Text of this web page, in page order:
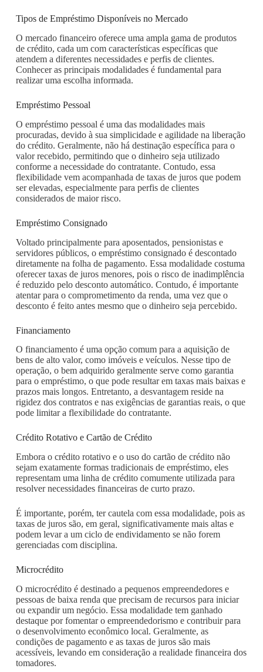
Tipos de Empréstimo Disponíveis no Mercado
O mercado financeiro oferece uma ampla gama de produtos
de crédito, cada um com características específicas que
atendem a diferentes necessidades e perfis de clientes.
Conhecer as principais modalidades é fundamental para
realizar uma escolha informada.
Empréstimo Pessoal
O empréstimo pessoal é uma das modalidades mais
procuradas, devido à sua simplicidade e agilidade na liberação
do crédito. Geralmente, não há destinação específica para o
valor recebido, permitindo que o dinheiro seja utilizado
conforme a necessidade do contratante. Contudo, essa
flexibilidade vem acompanhada de taxas de juros que podem
ser elevadas, especialmente para perfis de clientes
considerados de maior risco.
Empréstimo Consignado
Voltado principalmente para aposentados, pensionistas e
servidores públicos, o empréstimo consignado é descontado
diretamente na folha de pagamento. Essa modalidade costuma
oferecer taxas de juros menores, pois o risco de inadimplência
é reduzido pelo desconto automático. Contudo, é importante
atentar para o comprometimento da renda, uma vez que o
desconto é feito antes mesmo que o dinheiro seja percebido.
Financiamento
O financiamento é uma opção comum para a aquisição de
bens de alto valor, como imóveis e veículos. Nesse tipo de
operação, o bem adquirido geralmente serve como garantia
para o empréstimo, o que pode resultar em taxas mais baixas e
prazos mais longos. Entretanto, a desvantagem reside na
rigidez dos contratos e nas exigências de garantias reais, o que
pode limitar a flexibilidade do contratante.
Crédito Rotativo e Cartão de Crédito
Embora o crédito rotativo e o uso do cartão de crédito não
sejam exatamente formas tradicionais de empréstimo, eles
representam uma linha de crédito comumente utilizada para
resolver necessidades financeiras de curto prazo.
É importante, porém, ter cautela com essa modalidade, pois as
taxas de juros são, em geral, significativamente mais altas e
podem levar a um ciclo de endividamento se não forem
gerenciadas com disciplina.
Microcrédito
O microcrédito é destinado a pequenos empreendedores e
pessoas de baixa renda que precisam de recursos para iniciar
ou expandir um negócio. Essa modalidade tem ganhado
destaque por fomentar o empreendedorismo e contribuir para
o desenvolvimento econômico local. Geralmente, as
condições de pagamento e as taxas de juros são mais
acessíveis, levando em consideração a realidade financeira dos
tomadores.